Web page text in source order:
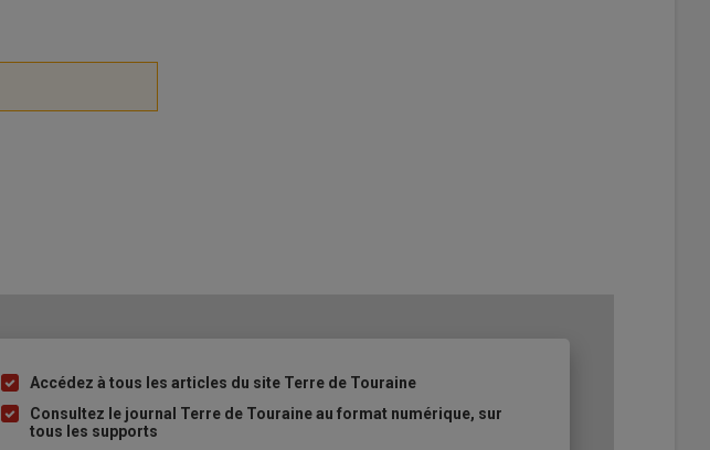
Liste
à
puce
Accédez à tous les articles du site Terre de Touraine
Consultez le journal Terre de Touraine au format numérique, sur
tous les supports